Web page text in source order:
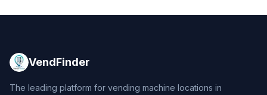
VendFinder
The leading platform for vending machine locations in